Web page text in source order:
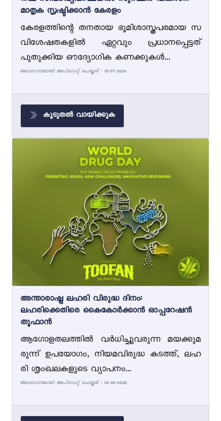
മാതൃക സൃഷ്ടിക്കാൻ കേരളം
കേരളത്തിന്റെ തനതായ ഭൂമിശാസ്ത്രപരമായ സ
വിശേഷതകളിൽ ഏറ്റവും പ്രധാനപ്പെട്ടത്
പുതുക്കിയ ഔദ്യോഗിക കണക്കുകൾ...
അവസാനമായി അപ്ഡേറ്റ് ചെയ്തത് : 15-07-2026
കൂടുതൽ വായിക്കുക
അന്താരാഷ്ട്ര ലഹരി വിരുദ്ധ ദിനം:
ലഹരിക്കെതിരെ കൈകോർക്കാൻ ഓപ്പറേഷൻ
തൂഫാൻ
ആഗോളതലത്തിൽ വർധിച്ചുവരുന്ന മയക്കുമ
രുന്ന് ഉപയോഗം, നിയമവിരുദ്ധ കടത്ത്, ലഹ
രി ശൃംഖലകളുടെ വ്യാപനം...
അവസാനമായി അപ്ഡേറ്റ് ചെയ്തത് : 26-06-2026